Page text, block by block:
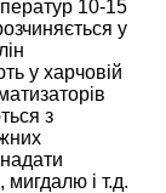
10-15
у
у харчовій
з
мигдалю і т.д.